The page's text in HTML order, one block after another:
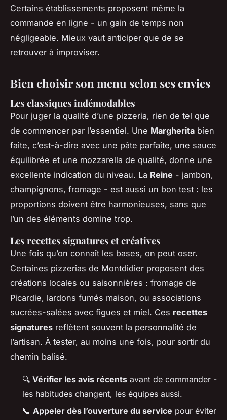
Certains établissements proposent même la
commande en ligne - un gain de temps non
négligeable. Mieux vaut anticiper que de se
retrouver à improviser.
Bien choisir son menu selon ses envies
Les classiques indémodables
Pour juger la qualité d’une pizzeria, rien de tel que
de commencer par l’essentiel. Une Margherita bien
faite, c’est-à-dire avec une pâte parfaite, une sauce
équilibrée et une mozzarella de qualité, donne une
excellente indication du niveau. La Reine - jambon,
champignons, fromage - est aussi un bon test : les
proportions doivent être harmonieuses, sans que
l’un des éléments domine trop.
Les recettes signatures et créatives
Une fois qu’on connaît les bases, on peut oser.
Certaines pizzerias de Montdidier proposent des
créations locales ou saisonnières : fromage de
Picardie, lardons fumés maison, ou associations
sucrées-salées avec figues et miel. Ces recettes
signatures reflètent souvent la personnalité de
l’artisan. À tester, au moins une fois, pour sortir du
chemin balisé.
🔍 Vérifier les avis récents avant de commander -
les habitudes changent, les équipes aussi.
📞 Appeler dès l’ouverture du service pour éviter